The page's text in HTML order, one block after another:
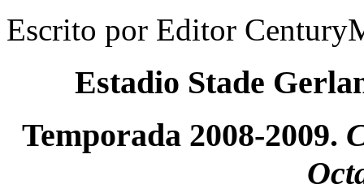
Escrito por Editor
Estadio Stade
Temporada 2008-2009.